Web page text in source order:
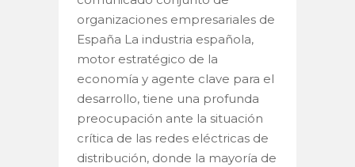
organizaciones empresariales de
España La industria española,
motor estratégico de la
economía y agente clave para el
desarrollo, tiene una profunda
preocupación ante la situación
crítica de las redes eléctricas de
distribución, donde la mayoría de